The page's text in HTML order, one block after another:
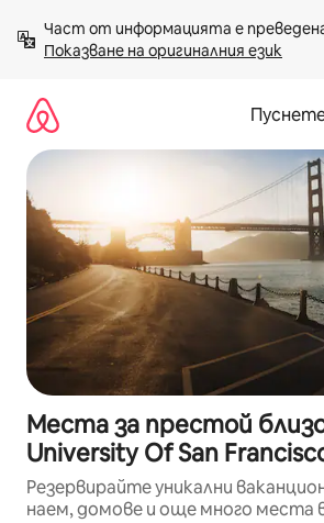
към
съдържанието
Показване на оригиналния език
Места за престой
University Of San
Резервирайте уникални
наем, домове и още много места